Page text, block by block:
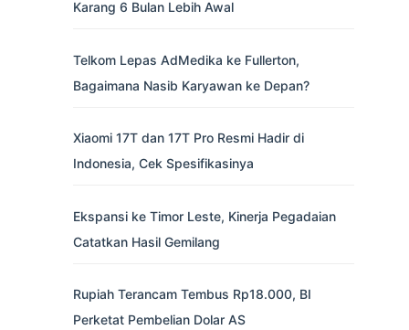
Karang 6 Bulan Lebih Awal
Telkom Lepas AdMedika ke Fullerton,
Bagaimana Nasib Karyawan ke Depan?
Xiaomi 17T dan 17T Pro Resmi Hadir di
Indonesia, Cek Spesifikasinya
Ekspansi ke Timor Leste, Kinerja Pegadaian
Catatkan Hasil Gemilang
Rupiah Terancam Tembus Rp18.000, BI
Perketat Pembelian Dolar AS